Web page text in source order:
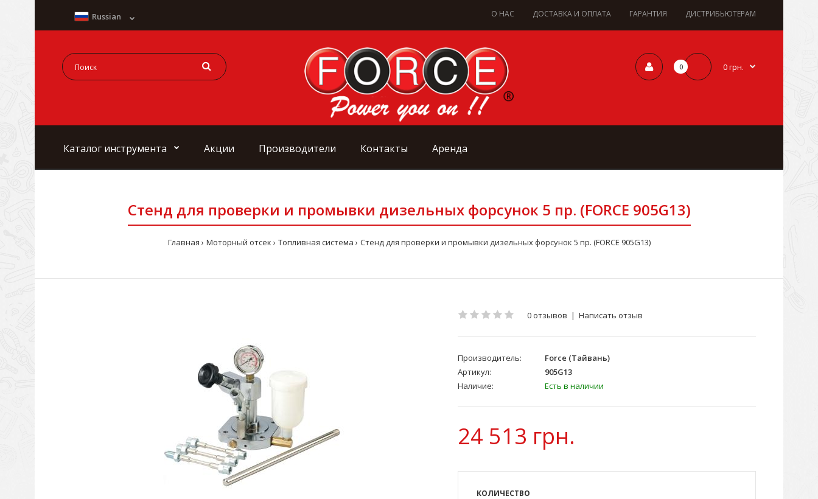
О НАС ДОСТАВКА И ОПЛАТА ГАРАНТИЯ ДИСТРИБЬЮТЕРАМ
Russian
0 0 грн.
Каталог инструмента Акции Производители Контакты Аренда
Стенд для проверки и промывки дизельных форсунок 5 пр. (FORCE 905G13)
Главная Моторный отсек Топливная система Стенд для проверки и промывки дизельных форсунок 5 пр. (FORCE 905G13)
0 отзывов | Написать отзыв
Производитель:
Force (Тайвань)
Артикул:
905G13
Наличие:
Есть в наличии
24 513 грн.
КОЛИЧЕСТВО